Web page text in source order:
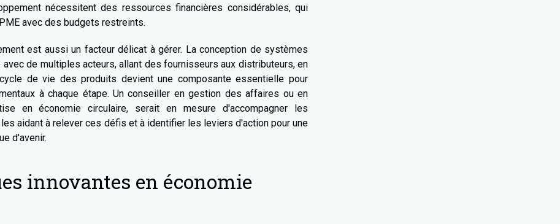
nécessitent des ressources financières considérables, qui
avec des budgets restreints.
est aussi un facteur délicat à gérer. La conception de systèmes
de multiples acteurs, allant des fournisseurs aux distributeurs, en
de vie des produits devient une composante essentielle pour
à chaque étape. Un conseiller en gestion des affaires ou en
en économie circulaire, serait en mesure d'accompagner les
aidant à relever ces défis et à identifier les leviers d'action pour une
d'avenir.
innovantes en économie